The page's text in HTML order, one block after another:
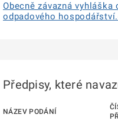
Obecně závazná
odpadového
Předpisy, které
NÁZEV PODÁNÍ